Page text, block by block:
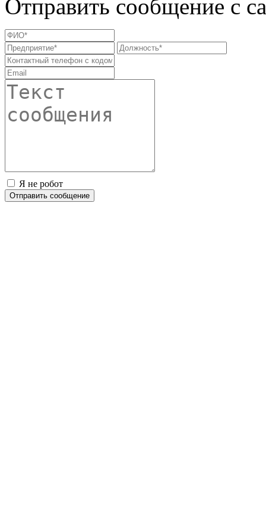
Отправить сообщение с
Я не робот